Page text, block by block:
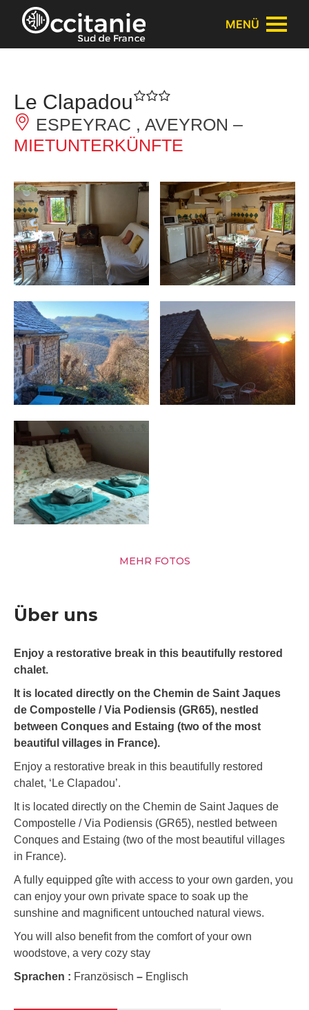
Cookie-Einstellungen
MENÜ
Le Clapadou
ESPEYRAC , AVEYRON –
MIETUNTERKÜNFTE
MEHR FOTOS
Über uns
Enjoy a restorative break in this beautifully restored
chalet.
It is located directly on the Chemin de Saint Jaques
de Compostelle / Via Podiensis (GR65), nestled
between Conques and Estaing (two of the most
beautiful villages in France).
Enjoy a restorative break in this beautifully restored
chalet, ‘Le Clapadou’.
It is located directly on the Chemin de Saint Jaques de
Compostelle / Via Podiensis (GR65), nestled between
Conques and Estaing (two of the most beautiful villages
in France).
A fully equipped gîte with access to your own garden, you
can enjoy your own private space to soak up the
sunshine and magnificent untouched natural views.
You will also benefit from the comfort of your own
woodstove, a very cozy stay
Sprachen : Französisch – Englisch